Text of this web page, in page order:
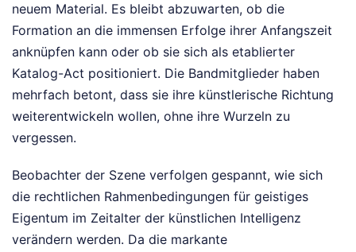
neuem Material. Es bleibt abzuwarten, ob die
Formation an die immensen Erfolge ihrer Anfangszeit
anknüpfen kann oder ob sie sich als etablierter
Katalog-Act positioniert. Die Bandmitglieder haben
mehrfach betont, dass sie ihre künstlerische Richtung
weiterentwickeln wollen, ohne ihre Wurzeln zu
vergessen.
Beobachter der Szene verfolgen gespannt, wie sich
die rechtlichen Rahmenbedingungen für geistiges
Eigentum im Zeitalter der künstlichen Intelligenz
verändern werden. Da die markante